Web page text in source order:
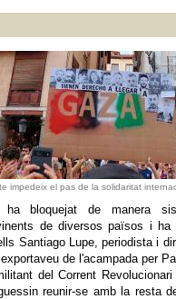
impedeix el pas de la solidaritat
ha bloquejat de manera
de diversos països i ha
Santiago Lupe, periodista i
de l'acampada per
del Corrent Revolucionari
reunir-se amb la resta